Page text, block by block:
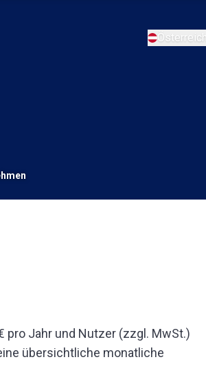
Österreich
pro Jahr und Nutzer (zzgl. MwSt.)
übersichtliche monatliche